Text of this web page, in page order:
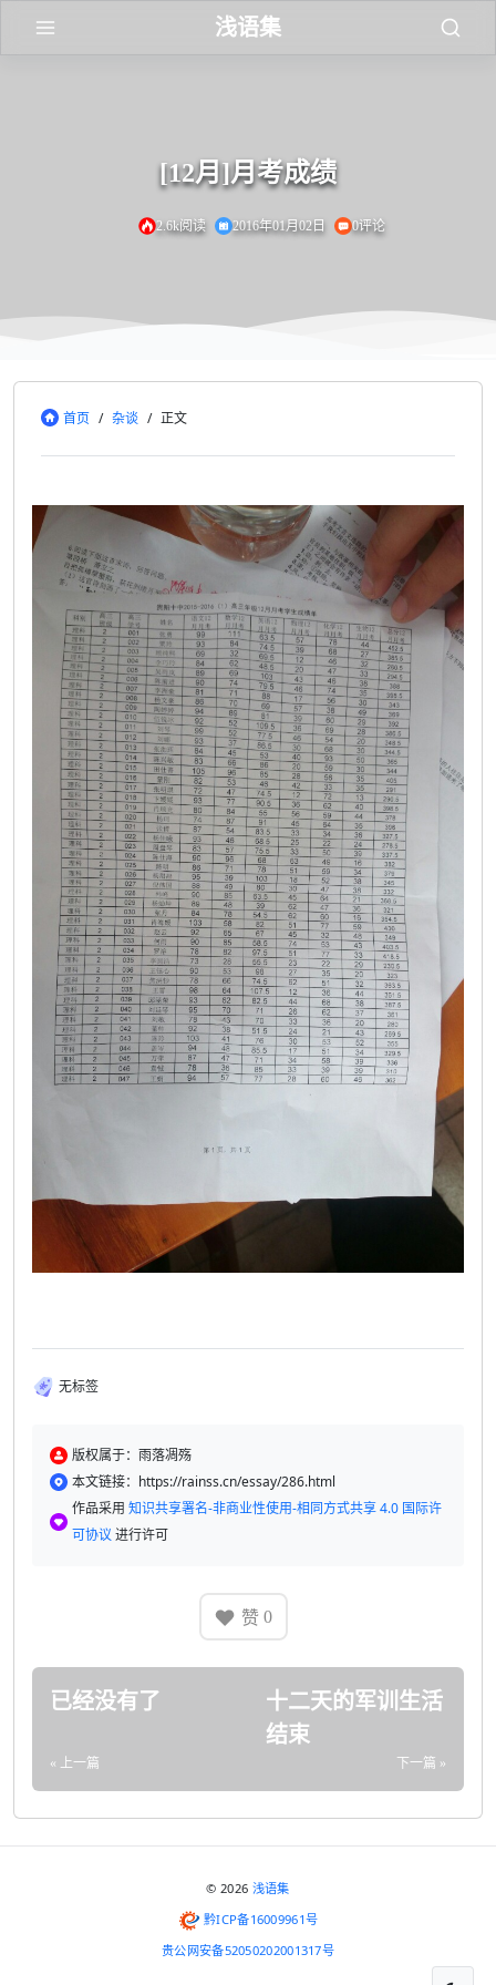
浅语集
[12月]月考成绩
2.6k阅读 2016年01月02日 0评论
首页 / 杂谈 / 正文
无标签
版权属于：雨落凋殇
本文链接：https://rainss.cn/essay/286.html
作品采用 知识共享署名-非商业性使用-相同方式共享 4.0 国际许
可协议 进行许可
赞 0
已经没有了
« 上一篇
十二天的军训生活
结束
下一篇 »
© 2026 浅语集
黔ICP备16009961号
贵公网安备52050202001317号